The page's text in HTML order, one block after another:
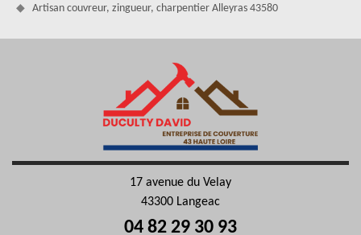
Artisan couvreur, zingueur, charpentier Alleyras 43580
17 avenue du Velay
43300 Langeac
04 82 29 30 93